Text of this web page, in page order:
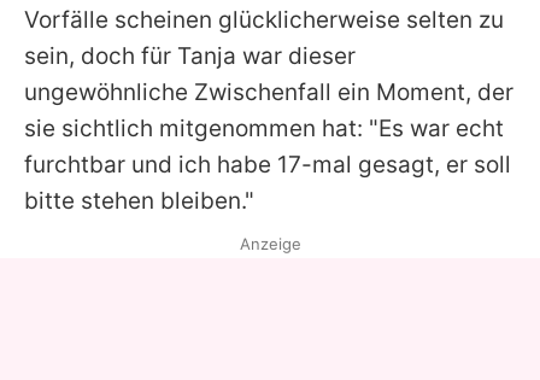
Vorfälle scheinen glücklicherweise selten zu
sein, doch für Tanja war dieser
ungewöhnliche Zwischenfall ein Moment, der
sie sichtlich mitgenommen hat: "Es war echt
furchtbar und ich habe 17-mal gesagt, er soll
bitte stehen bleiben."
Anzeige